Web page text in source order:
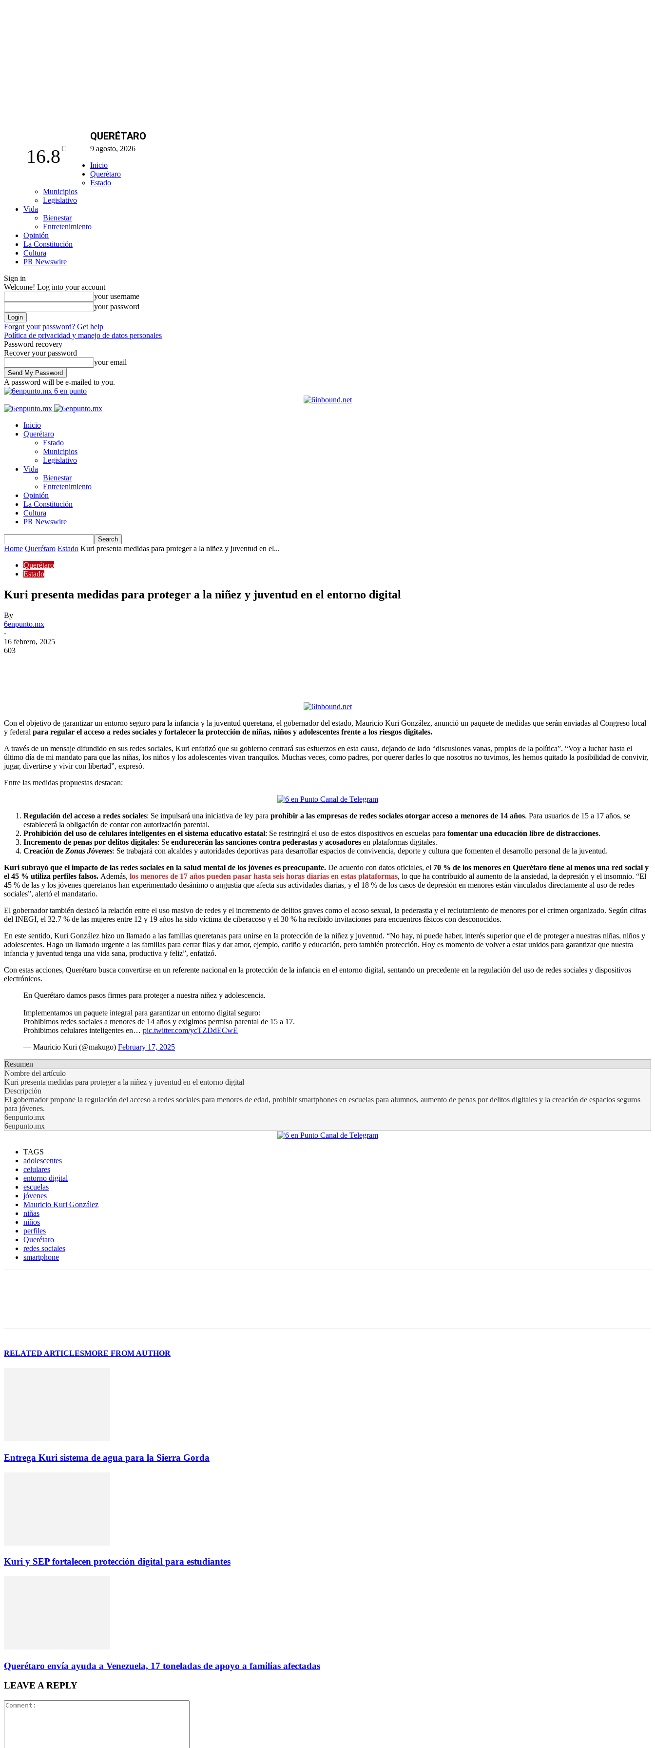
16.8C
QUERÉTARO
9 agosto, 2026
Inicio
Querétaro
Estado
Municipios
Legislativo
Vida
Bienestar
Entretenimiento
Opinión
La Constitución
Cultura
PR Newswire
Sign in
Welcome! Log into your account
your username
your password
Forgot your password? Get help
Política de privacidad y manejo de datos personales
Password recovery
Recover your password
your email
A password will be e-mailed to you.
6 en punto
Inicio
Querétaro
Estado
Municipios
Legislativo
Vida
Bienestar
Entretenimiento
Opinión
La Constitución
Cultura
PR Newswire
Home Querétaro Estado Kuri presenta medidas para proteger a la niñez y juventud en el...
Querétaro
Estado
Kuri presenta medidas para proteger a la niñez y juventud en el entorno digital
By
6enpunto.mx
-
16 febrero, 2025
603
Con el objetivo de garantizar un entorno seguro para la infancia y la juventud queretana, el gobernador del estado, Mauricio Kuri González, anunció un paquete de medidas que serán enviadas al Congreso local
y federal para regular el acceso a redes sociales y fortalecer la protección de niñas, niños y adolescentes frente a los riesgos digitales.
A través de un mensaje difundido en sus redes sociales, Kuri enfatizó que su gobierno centrará sus esfuerzos en esta causa, dejando de lado “discusiones vanas, propias de la política”. “Voy a luchar hasta el
último día de mi mandato para que las niñas, los niños y los adolescentes vivan tranquilos. Muchas veces, como padres, por querer darles lo que nosotros no tuvimos, les hemos quitado la posibilidad de convivir,
jugar, divertirse y vivir con libertad”, expresó.
Entre las medidas propuestas destacan:
Regulación del acceso a redes sociales: Se impulsará una iniciativa de ley para prohibir a las empresas de redes sociales otorgar acceso a menores de 14 años. Para usuarios de 15 a 17 años, se
establecerá la obligación de contar con autorización parental.
Prohibición del uso de celulares inteligentes en el sistema educativo estatal: Se restringirá el uso de estos dispositivos en escuelas para fomentar una educación libre de distracciones.
Incremento de penas por delitos digitales: Se endurecerán las sanciones contra pederastas y acosadores en plataformas digitales.
Creación de Zonas Jóvenes: Se trabajará con alcaldes y autoridades deportivas para desarrollar espacios de convivencia, deporte y cultura que fomenten el desarrollo personal de la juventud.
Kuri subrayó que el impacto de las redes sociales en la salud mental de los jóvenes es preocupante. De acuerdo con datos oficiales, el 70 % de los menores en Querétaro tiene al menos una red social y
el 45 % utiliza perfiles falsos. Además, los menores de 17 años pueden pasar hasta seis horas diarias en estas plataformas, lo que ha contribuido al aumento de la ansiedad, la depresión y el insomnio. “El
45 % de las y los jóvenes queretanos han experimentado desánimo o angustia que afecta sus actividades diarias, y el 18 % de los casos de depresión en menores están vinculados directamente al uso de redes
sociales”, alertó el mandatario.
El gobernador también destacó la relación entre el uso masivo de redes y el incremento de delitos graves como el acoso sexual, la pederastia y el reclutamiento de menores por el crimen organizado. Según cifras
del INEGI, el 32.7 % de las mujeres entre 12 y 19 años ha sido víctima de ciberacoso y el 30 % ha recibido invitaciones para encuentros físicos con desconocidos.
En este sentido, Kuri González hizo un llamado a las familias queretanas para unirse en la protección de la niñez y juventud. “No hay, ni puede haber, interés superior que el de proteger a nuestras niñas, niños y
adolescentes. Hago un llamado urgente a las familias para cerrar filas y dar amor, ejemplo, cariño y educación, pero también protección. Hoy es momento de volver a estar unidos para garantizar que nuestra
infancia y juventud tenga una vida sana, productiva y feliz”, enfatizó.
Con estas acciones, Querétaro busca convertirse en un referente nacional en la protección de la infancia en el entorno digital, sentando un precedente en la regulación del uso de redes sociales y dispositivos
electrónicos.
En Querétaro damos pasos firmes para proteger a nuestra niñez y adolescencia.
Implementamos un paquete integral para garantizar un entorno digital seguro:
Prohibimos redes sociales a menores de 14 años y exigimos permiso parental de 15 a 17.
Prohibimos celulares inteligentes en… pic.twitter.com/ycTZDdECwE
— Mauricio Kuri (@makugo) February 17, 2025
Resumen
Nombre del artículo
Kuri presenta medidas para proteger a la niñez y juventud en el entorno digital
Descripción
El gobernador propone la regulación del acceso a redes sociales para menores de edad, prohibir smartphones en escuelas para alumnos, aumento de penas por delitos digitales y la creación de espacios seguros
para jóvenes.
6enpunto.mx
6enpunto.mx
TAGS
adolescentes
celulares
entorno digital
escuelas
jóvenes
Mauricio Kuri González
niñas
niños
perfiles
Querétaro
redes sociales
smartphone
RELATED ARTICLESMORE FROM AUTHOR
Entrega Kuri sistema de agua para la Sierra Gorda
Kuri y SEP fortalecen protección digital para estudiantes
Querétaro envía ayuda a Venezuela, 17 toneladas de apoyo a familias afectadas
LEAVE A REPLY